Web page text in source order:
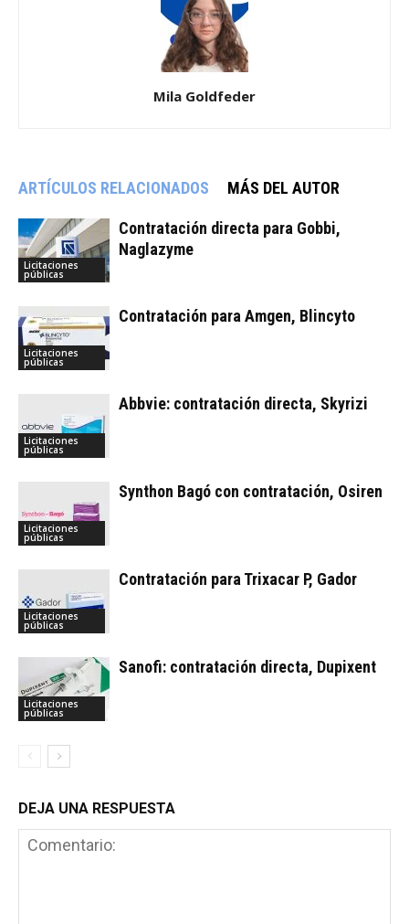
Mila Goldfeder
ARTÍCULOS RELACIONADOS MÁS DEL AUTOR
Licitaciones
públicas
Contratación directa para Gobbi,
Naglazyme
Licitaciones
públicas
Contratación para Amgen, Blincyto
Licitaciones
públicas
Abbvie: contratación directa, Skyrizi
Licitaciones
públicas
Synthon Bagó con contratación, Osiren
Licitaciones
públicas
Contratación para Trixacar P, Gador
Licitaciones
públicas
Sanofi: contratación directa, Dupixent
DEJA UNA RESPUESTA